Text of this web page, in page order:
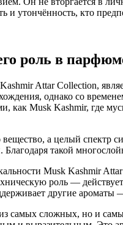
и утончённость, кто
роль в
Attar Collection,
однако со
как Musk Kashmir, где
а целый спектр
такой
Musk Kashmir
роль —
другие ароматы
сложных, но и